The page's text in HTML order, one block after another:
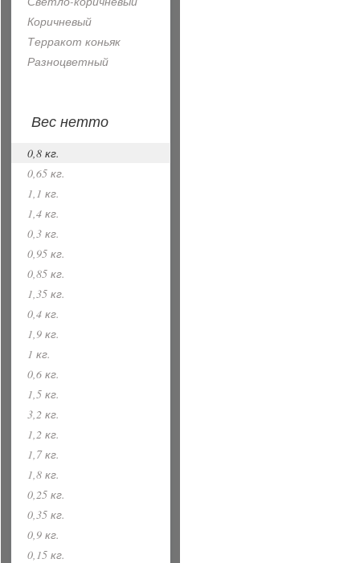
Коричневый
Терракот коньяк
Разноцветный
Вес нетто
0,8 кг.
0,65 кг.
1,1 кг.
1,4 кг.
0,3 кг.
0,95 кг.
0,85 кг.
1,35 кг.
0,4 кг.
1,9 кг.
1 кг.
0,6 кг.
1,5 кг.
3,2 кг.
1,2 кг.
1,7 кг.
1,8 кг.
0,25 кг.
0,35 кг.
0,9 кг.
0,15 кг.